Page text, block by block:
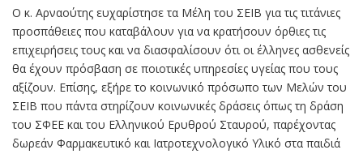
Ο κ. Αρναούτης ευχαρίστησε τα Μέλη του ΣΕΙΒ για τις τιτάνιες
προσπάθειες που καταβάλουν για να κρατήσουν όρθιες τις
επιχειρήσεις τους και να διασφαλίσουν ότι οι έλληνες ασθενείς
θα έχουν πρόσβαση σε ποιοτικές υπηρεσίες υγείας που τους
αξίζουν. Επίσης, εξήρε το κοινωνικό πρόσωπο των Μελών του
ΣΕΙΒ που πάντα στηρίζουν κοινωνικές δράσεις όπως τη δράση
του ΣΦΕΕ και του Ελληνικού Ερυθρού Σταυρού, παρέχοντας
δωρεάν Φαρμακευτικό και Ιατροτεχνολογικό Υλικό στα παιδιά